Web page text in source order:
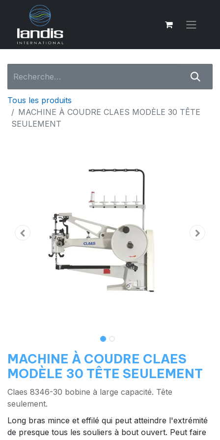
Tous les produits
MACHINE À COUDRE CLAES MODÈLE 30 TÊTE
SEULEMENT
MACHINE À COUDRE CLAES
MODÈLE 30 TÊTE SEULEMENT
Claes 8346-30 bobine à large capacité. Tête
seulement.
Long bras mince et effilé qui peut atteindre l'extrémité
de presque tous les souliers à bout ouvert. Peut faire